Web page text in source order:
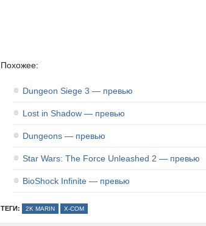
Похожее:
Dungeon Siege 3 — превью
Lost in Shadow — превью
Dungeons — превью
Star Wars: The Force Unleashed 2 — превью
BioShock Infinite — превью
ТЕГИ: 2K MARIN X-COM